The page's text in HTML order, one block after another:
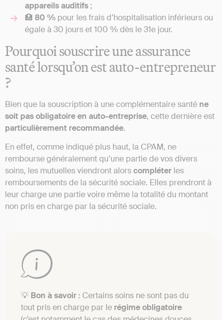
appareilsauditifs ;
🏥 80 % pour les frais d’hospitalisation inférieurs ou
égale à 30 jours et 100 % dès le 31e jour.
Pourquoi souscrire une assurance
santé lorsqu’on est auto-entrepreneur
?
Bien que la souscription à une complémentaire santé ne
soit pas obligatoire en auto-entreprise, cette dernière est
particulièrement recommandée.
En effet, comme indiqué plus haut, la CPAM, ne
rembourse généralement qu’une partie de vos divers
soins, les mutuelles viendront alorscompléter les
remboursements de la sécurité sociale. Elles prendront à
leur charge une partie voire même la totalité du montant
non pris en charge par la sécurité sociale.
💡 Bon à savoir : Certains soins ne sont pas du
tout pris en charge par le régimeobligatoire